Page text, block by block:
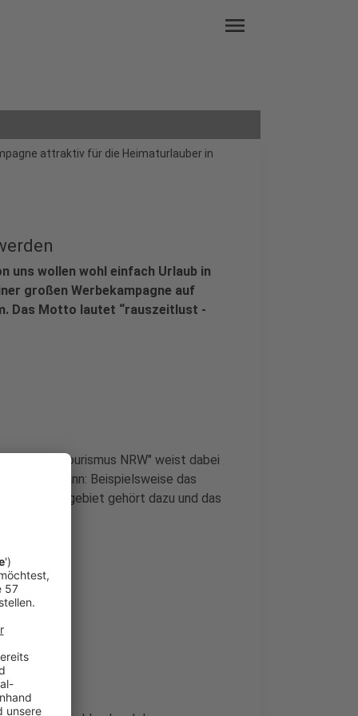
menu
attraktiv für die Heimaturlauber in
uns wollen wohl einfach Urlaub in
großen Werbekampagne auf
Das Motto lautet “rauszeitlust -
"Tourismus NRW" weist dabei
genießen kann: Beispielsweise das
das Ruhrgebiet gehört dazu und das